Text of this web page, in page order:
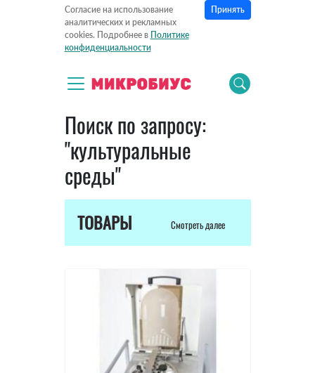
Согласие на использование
аналитических и рекламных
cookies. Подробнее в Политике
конфиденциальности
Принять
Поиск по запросу:
"культуральные
среды"
ТОВАРЫ Смотреть далее